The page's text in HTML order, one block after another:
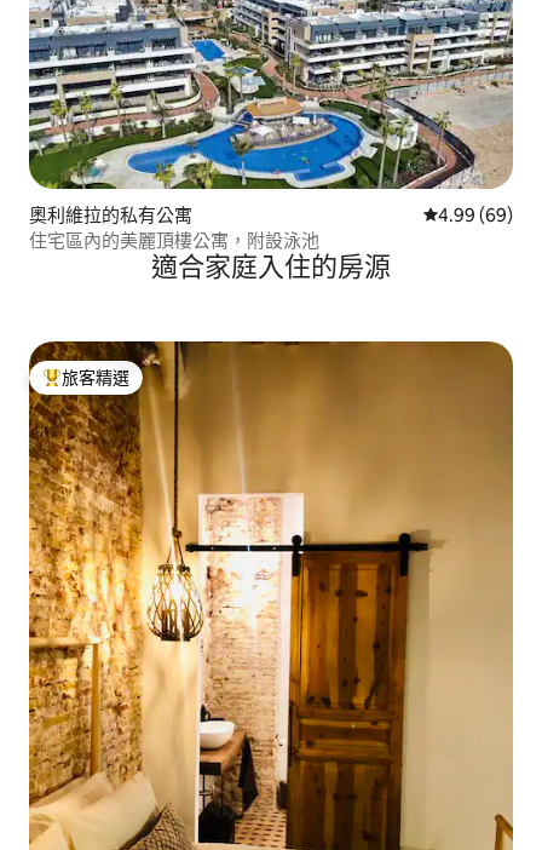
奧利維拉的私有公寓 從 69 則評價
4.99 (69)
住宅區內的美麗頂樓公寓，附設泳池
適合家庭入住的房源
旅客精選榜首
旅客精選